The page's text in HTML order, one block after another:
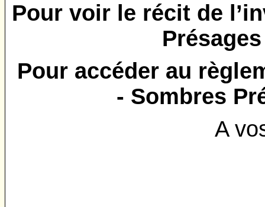
Pour voir le récit de
Pour accéder au
- Sombres
A